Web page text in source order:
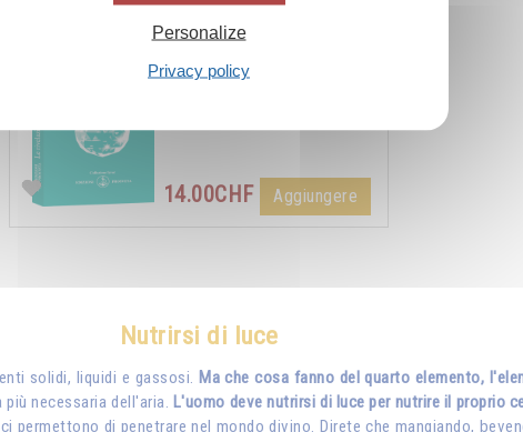
La nostra vita psichica è
modellata dalle forze che
dalle influenze di cui noi ci
14.00CHF Aggiungere
Nutrirsi di luce
solidi, liquidi e gassosi. Ma che cosa fanno del quarto elemento,
necessaria dell'aria. L'uomo deve nutrirsi di luce per nutrire il proprio
di penetrare nel mondo divino. Direte che mangiando,
Personalize
Privacy policy